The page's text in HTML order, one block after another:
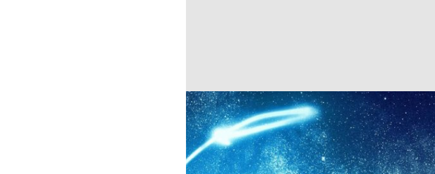
Spánok nie je len pasívny odpočinok. Ide o
rôzne fázy spánku, ktoré tvoria spánkové cykly.
spánkového cyklu? A čo sa stane, ak sa príliš často